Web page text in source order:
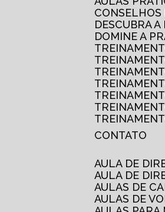
DESCUBRA
DOMINE A
CONTATO
AULA DE
AULA DE
AULAS DE
AULAS DE